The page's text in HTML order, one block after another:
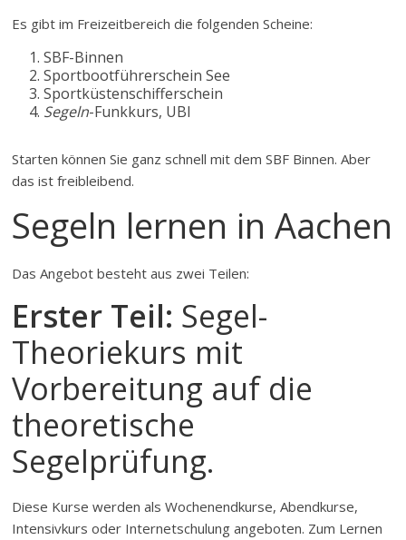
Es gibt im Freizeitbereich die folgenden Scheine:
SBF-Binnen
Sportbootführerschein See
Sportküstenschifferschein
Segeln-Funkkurs, UBI
Starten können Sie ganz schnell mit dem SBF Binnen. Aber
das ist freibleibend.
Segeln lernen in Aachen
Das Angebot besteht aus zwei Teilen:
Erster Teil: Segel-
Theoriekurs mit
Vorbereitung auf die
theoretische
Segelprüfung.
Diese Kurse werden als Wochenendkurse, Abendkurse,
Intensivkurs oder Internetschulung angeboten. Zum Lernen